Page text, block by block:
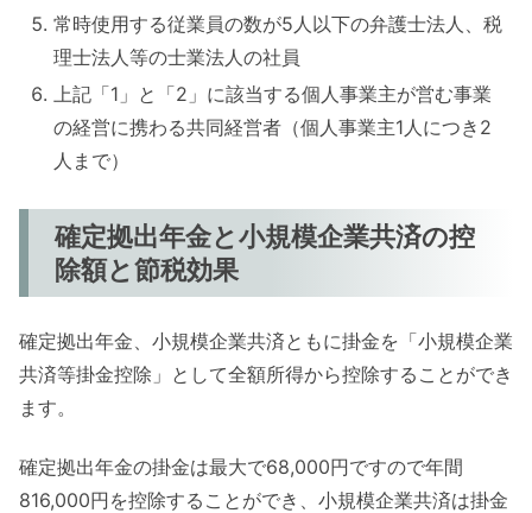
常時使用する従業員の数が5人以下の弁護士法人、税
理士法人等の士業法人の社員
上記「1」と「2」に該当する個人事業主が営む事業
の経営に携わる共同経営者（個人事業主1人につき2
人まで）
確定拠出年金と小規模企業共済の控
除額と節税効果
確定拠出年金、小規模企業共済ともに掛金を「小規模企業
共済等掛金控除」として全額所得から控除することができ
ます。
確定拠出年金の掛金は最大で68,000円ですので年間
816,000円を控除することができ、小規模企業共済は掛金